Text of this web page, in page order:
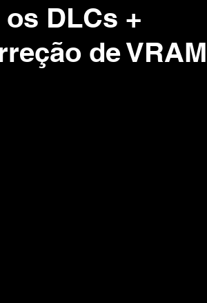
os DLCs +
de VRAM